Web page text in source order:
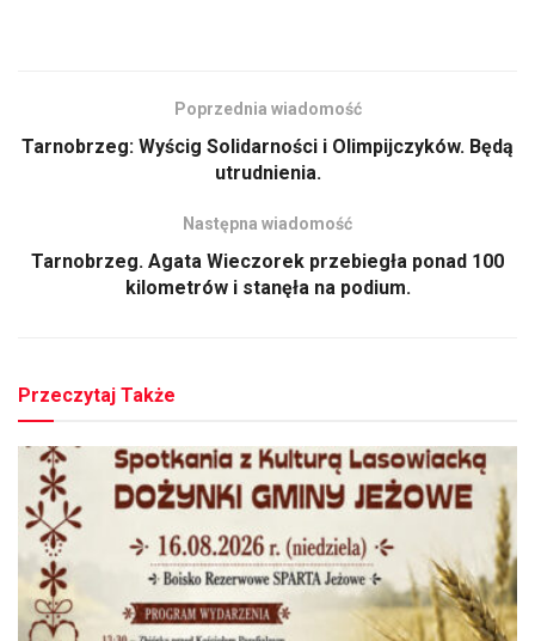
Poprzednia wiadomość
Tarnobrzeg: Wyścig Solidarności i Olimpijczyków. Będą
utrudnienia.
Następna wiadomość
Tarnobrzeg. Agata Wieczorek przebiegła ponad 100
kilometrów i stanęła na podium.
Przeczytaj Także